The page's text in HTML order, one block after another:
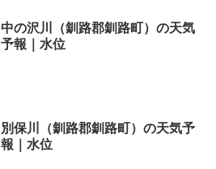
中の沢川（釧路郡釧路町）の天気
予報｜水位
別保川（釧路郡釧路町）の天気予
報｜水位